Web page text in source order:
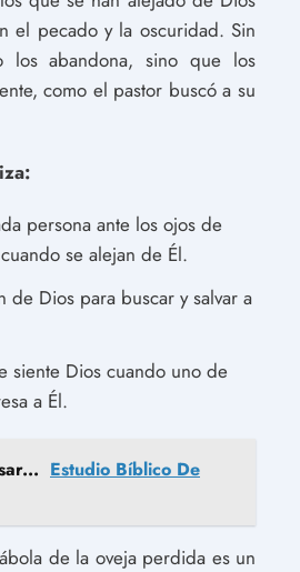
el pecado y la oscuridad. Sin
los abandona, sino que los
como el pastor buscó a su
persona ante los ojos de
se alejan de Él.
de Dios para buscar y salvar a
siente Dios cuando uno de
a Él.
Estudio Bíblico De
de la oveja perdida es un